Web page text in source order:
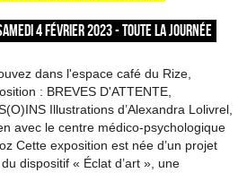
4 FÉVRIER 2023 - TOUTE LA JOURNÉE
dans l'espace café du Rize,
: BREVES D'ATTENTE,
Illustrations d’Alexandra Lolivrel,
avec le centre médico-psychologique
Cette exposition est née d’un projet
dispositif « Éclat d’art », une